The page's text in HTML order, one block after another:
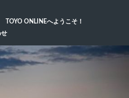
TOYO ONLINEへようこそ！
せ